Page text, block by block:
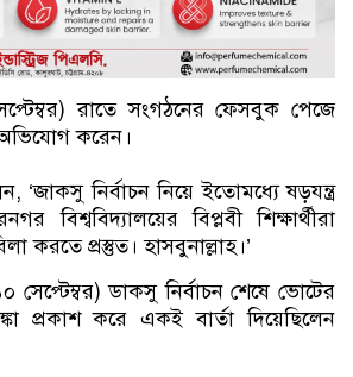
রাতে সংগঠনের ফেসবুক পেজে
করেন।
‘জাকসু নির্বাচন নিয়ে ইতোমধ্যে ষড়যন্ত্র
বিশ্ববিদ্যালয়ের বিপ্লবী শিক্ষার্থীরা
কর‍তে প্রস্তুত। হাসবুনাল্লাহ।’
ডাকসু নির্বাচন শেষে ভোটের
প্রকাশ করে একই বার্তা দিয়েছিলেন